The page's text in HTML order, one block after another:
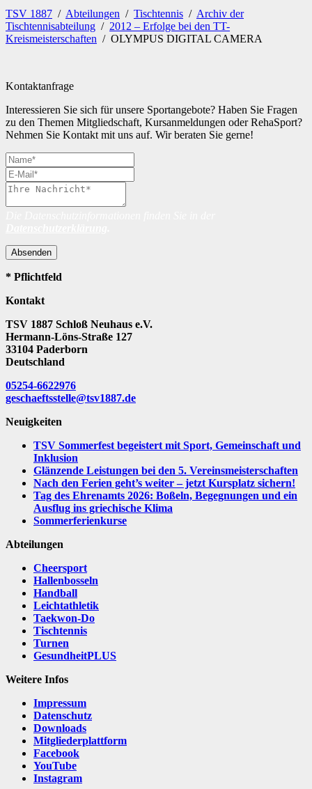
TSV 1887 / Abteilungen / Tischtennis / Archiv der
Tischtennisabteilung / 2012 – Erfolge bei den TT-
Kreismeisterschaften / OLYMPUS DIGITAL CAMERA
Kontaktanfrage
Interessieren Sie sich für unsere Sportangebote? Haben Sie Fragen
zu den Themen Mitgliedschaft, Kursanmeldungen oder RehaSport?
Nehmen Sie Kontakt mit uns auf. Wir beraten Sie gerne!
Absenden
* Pflichtfeld
Kontakt
TSV 1887 Schloß Neuhaus e.V.
Hermann-Löns-Straße 127
33104 Paderborn
Deutschland
05254-6622976
geschaeftsstelle@tsv1887.de
Neuigkeiten
TSV Sommerfest begeistert mit Sport, Gemeinschaft und
Inklusion
Glänzende Leistungen bei den 5. Vereinsmeisterschaften
Nach den Ferien geht’s weiter – jetzt Kursplatz sichern!
Tag des Ehrenamts 2026: Boßeln, Begegnungen und ein
Ausflug ins griechische Klima
Sommerferienkurse
Abteilungen
Cheersport
Hallenbosseln
Handball
Leichtathletik
Taekwon-Do
Tischtennis
Turnen
GesundheitPLUS
Weitere Infos
Impressum
Datenschutz
Downloads
Mitgliederplattform
Facebook
YouTube
Instagram